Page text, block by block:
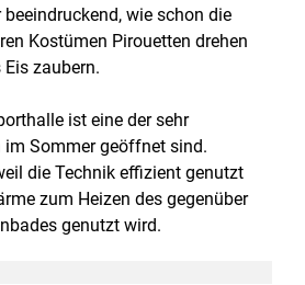
wie schon die
Kostümen Pirouetten drehen
zaubern.
ist eine der sehr
im Sommer geöffnet sind.
die Technik effizient genutzt
zum Heizen des gegenüber
genutzt wird.